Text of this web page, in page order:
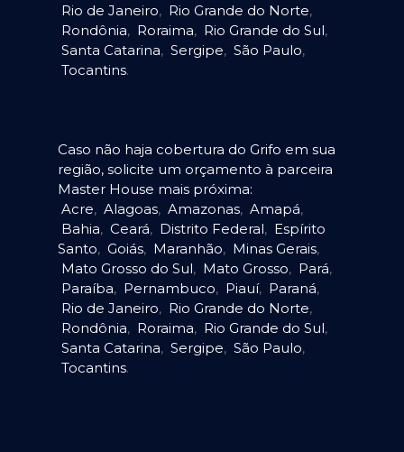
Rio de Janeiro, Rio Grande do Norte,
Rondônia, Roraima, Rio Grande do Sul,
Santa Catarina, Sergipe, São Paulo,
Tocantins.
Caso não haja cobertura do Grifo em sua
região, solicite um orçamento à parceira
Master House mais próxima:
Acre, Alagoas, Amazonas, Amapá,
Bahia, Ceará, Distrito Federal, Espírito
Santo, Goiás, Maranhão, Minas Gerais,
Mato Grosso do Sul, Mato Grosso, Pará,
Paraíba, Pernambuco, Piauí, Paraná,
Rio de Janeiro, Rio Grande do Norte,
Rondônia, Roraima, Rio Grande do Sul,
Santa Catarina, Sergipe, São Paulo,
Tocantins.